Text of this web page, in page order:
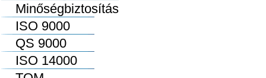
Minőségbiztosítás
ISO 9000
QS 9000
ISO 14000